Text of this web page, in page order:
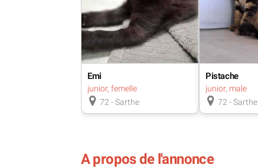
Emi
junior, femelle
72 - Sarthe
Pistache
junior, male
72 - Sarthe
A propos de l'annonce